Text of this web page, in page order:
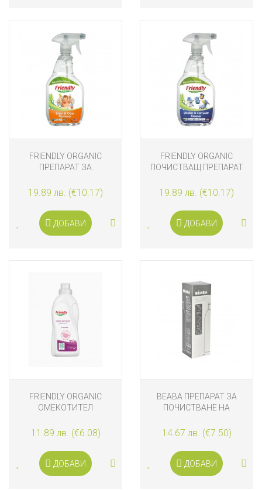
FRIENDLY ORGANIC
ПРЕПАРАТ ЗА
И МИРИЗМИ 650 МЛ
19.89 лв. (€10.17)
ДОБАВИ
FRIENDLY ORGANIC
ПОЧИСТВАЩ ПРЕПАРАТ
СТОЛЧЕТА ЗА КОЛА 650
ML
19.89 лв. (€10.17)
ДОБАВИ
FRIENDLY ORGANIC
ОМЕКОТИТЕЛ
ЛАВАНДУЛА 750 МЛ
11.89 лв. (€6.08)
ДОБАВИ
BEABA ПРЕПАРАТ ЗА
ПОЧИСТВАНЕ НА
14.67 лв. (€7.50)
ДОБАВИ